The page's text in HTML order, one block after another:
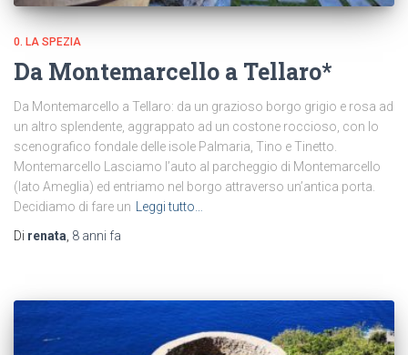
0. LA SPEZIA
Da Montemarcello a Tellaro*
Da Montemarcello a Tellaro: da un grazioso borgo grigio e rosa ad
un altro splendente, aggrappato ad un costone roccioso, con lo
scenografico fondale delle isole Palmaria, Tino e Tinetto.
Montemarcello Lasciamo l’auto al parcheggio di Montemarcello
(lato Ameglia) ed entriamo nel borgo attraverso un’antica porta.
Decidiamo di fare un
Leggi tutto…
Di renata 8 anni fa